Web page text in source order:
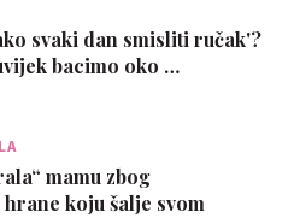
svaki dan smisliti ručak'?
bacimo oko …
mamu zbog
koju šalje svom